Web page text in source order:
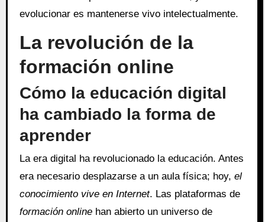
evolucionar es mantenerse vivo intelectualmente.
La revolución de la
formación online
Cómo la educación digital
ha cambiado la forma de
aprender
La era digital ha revolucionado la educación. Antes
era necesario desplazarse a un aula física; hoy, el
conocimiento vive en Internet. Las plataformas de
formación onlinehan abierto un universo de